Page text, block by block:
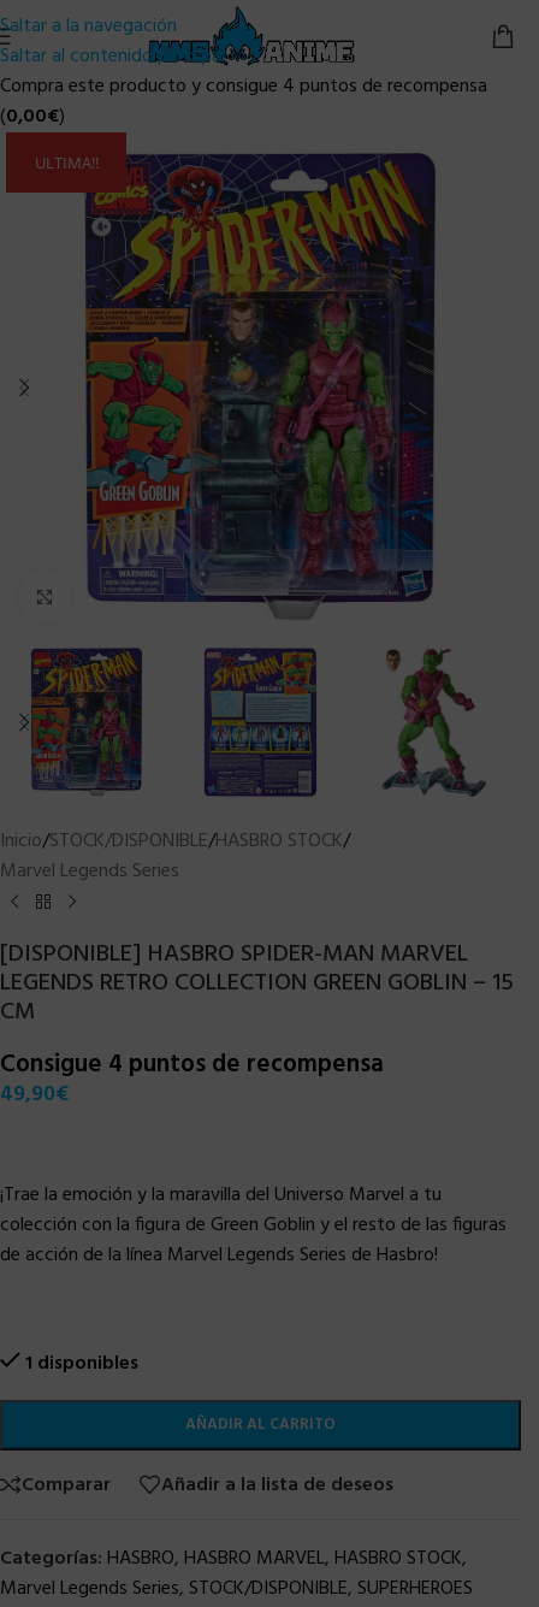
Saltar a la navegación
Saltar al contenido principal
Compra este producto y consigue 4 puntos de recompensa
(0,00€)
ULTIMA!!
Clic para ampliar
Inicio/STOCK/DISPONIBLE/HASBRO STOCK/
Marvel Legends Series
[DISPONIBLE] HASBRO SPIDER-MAN MARVEL
LEGENDS RETRO COLLECTION GREEN GOBLIN – 15
CM
Consigue 4 puntos de recompensa
49,90€
¡Trae la emoción y la maravilla del Universo Marvel a tu
colección con la figura de Green Goblin y el resto de las figuras
de acción de la línea Marvel Legends Series de Hasbro!
1 disponibles
AÑADIR AL CARRITO
Comparar Añadir a la lista de deseos
Categorías: HASBRO, HASBRO MARVEL, HASBRO STOCK,
Marvel Legends Series, STOCK/DISPONIBLE, SUPERHEROES